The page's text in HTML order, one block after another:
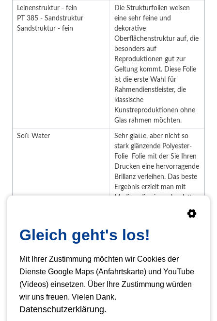
Leinenstruktur - fein
PT 385 - Sandstruktur
Sandstruktur - fein
Die Strukturfolien weisen
eine sehr feine und
dekorative
Oberflächenstruktur auf, die
besonders auf
Reproduktionen gut zur
Geltung kommt. Diese Folie
ist die erste Wahl für
Rahmendienstleister, die
klassische
Kunstreproduktionen ohne
Glas rahmen möchten.
Soft Water
Sehr glatte, aber nicht so
stark glänzende Polyester-
Folie Folie mit der Sie Ihren
Drucken eine hervorragende
Brillanz verleihen. Das beste
Ergebnis erzielt man mit
Medien, die eine sehr glatte
Oberfläche aufweisen (z. B.
unser synthetisches Papier).
Geeignet für den
langfristigen Inneneinsatz
Außeneinsatz.
Deep Water - Acrylglasoptik
Sehr glatte, stark glänzende
Polyesterfolie, die jedes Bild
zum Leuchten bringt. Durch
Gleich geht's los!
Mit Ihrer Zustimmung möchten wir Cookies der
Dienste Google Maps (Anfahrtskarte) und YouTube
(Videos) einsetzen. Über Ihre Zustimmung würden
wir uns freuen. Vielen Dank.
Datenschutzerklärung.